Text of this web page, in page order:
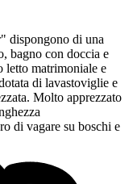
dispongono di una
bagno con doccia e
letto matrimoniale e
di lavastoviglie e
Molto apprezzato
di vagare su boschi e